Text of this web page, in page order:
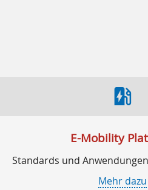
ev_station
E-Mobility
Standards und
Mehr dazu